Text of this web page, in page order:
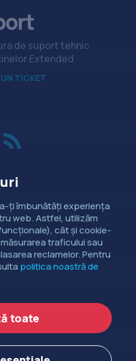
de suport tehnic
Extended
TICKET
în contact cu
comerciale?
NE
DEV SRL2006-2026.
de confidențialitate
ți îmbunătăți experiența
web. Astfel, utilizăm
cât și cookie-
traficului sau
reclamelor. Pentru
politica noastră de
toate